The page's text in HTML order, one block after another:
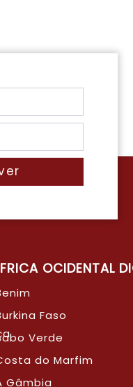
OCIDENTAL
Faso
Verde
do Marfim
Gâmbia